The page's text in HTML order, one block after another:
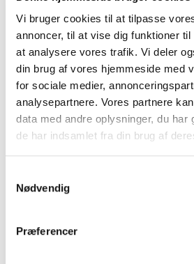
Vi bruger cookies til at tilpasse
annoncer, til at vise dig funktioner
at analysere vores trafik. Vi deler
din brug af vores hjemmeside med
for sociale medier,
analysepartnere. Vores partnere
data med andre oplysninger, du har
de har indsamlet fra din brug af
Nødvendig
Præferencer
Plant-Rich Dining
and Meetings
A Guide for Kitchen and Serving
Titelgenerator